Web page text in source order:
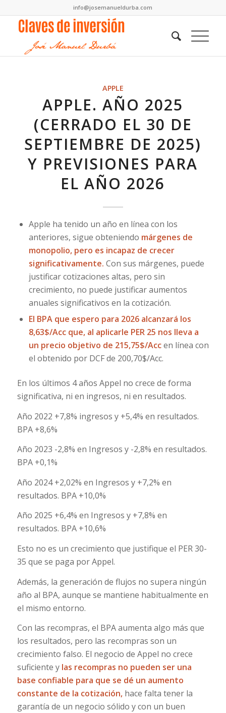
info@josemanueldurba.com
APPLE
APPLE. AÑO 2025
(CERRADO EL 30 DE
SEPTIEMBRE DE 2025)
Y PREVISIONES PARA
EL AÑO 2026
Apple ha tenido un año en línea con los
anteriores, sigue obteniendo márgenes de
monopolio, pero es incapaz de crecer
significativamente. Con sus márgenes, puede
justificar cotizaciones altas, pero sin
crecimiento, no puede justificar aumentos
anuales significativos en la cotización.
El BPA que espero para 2026 alcanzará los
8,63$/Acc que, al aplicarle PER 25 nos lleva a
un precio objetivo de 215,75$/Accen línea con
el obtenido por DCF de 200,70$/Acc.
En los últimos 4 años Appel no crece de forma
significativa, ni en ingresos, ni en resultados.
Año 2022 +7,8% ingresos y +5,4% en resultados.
BPA +8,6%
Año 2023 -2,8% en Ingresos y -2,8% en resultados.
BPA +0,1%
Año 2024 +2,02% en Ingresos y +7,2% en
resultados. BPA +10,0%
Año 2025 +6,4% en Ingresos y +7,8% en
resultados. BPA +10,6%
Esto no es un crecimiento que justifique el PER 30-
35 que se paga por Appel.
Además, la generación de flujos no supera ningún
año al BPA, aunque se mantiene habitualmente en
el mismo entorno.
Con las recompras, el BPA aumenta algo más que
los resultados, pero las recompras son un
crecimiento falso. El negocio de Appel no crece
suficiente y las recompras no pueden ser una
base confiable para que se dé un aumento
constante de la cotización, hace falta tener la
garantía de un negocio sólido y con un buen